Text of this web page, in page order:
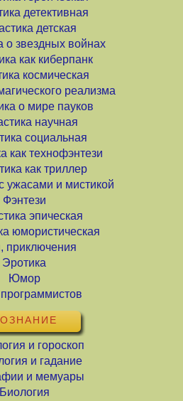
детективная
детская
о звездных войнах
как киберпанк
космическая
реализма
о мире пауков
научная
социальная
как технофэнтези
как триллер
ужасами и мистикой
Фэнтези
эпическая
юмористическая
приключения
Эротика
Юмор
и гороскоп
и гадание
и мемуары
Биология